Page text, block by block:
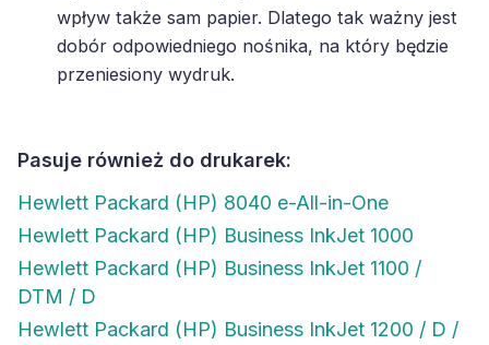
wpływ także sam papier. Dlatego tak ważny jest
dobór odpowiedniego nośnika, na który będzie
przeniesiony wydruk.
Pasuje również do drukarek:
Hewlett Packard (HP) 8040 e-All-in-One
Hewlett Packard (HP) Business InkJet 1000
Hewlett Packard (HP) Business InkJet 1100 /
DTM / D
Hewlett Packard (HP) Business InkJet 1200 / D /